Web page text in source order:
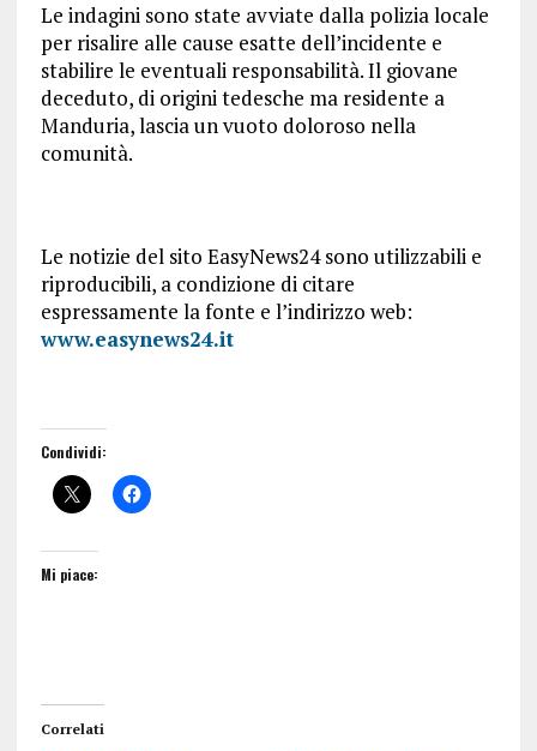
Le indagini sono state avviate dalla polizia locale
per risalire alle cause esatte dell’incidente e
stabilire le eventuali responsabilità. Il giovane
deceduto, di origini tedesche ma residente a
Manduria, lascia un vuoto doloroso nella
comunità.
Le notizie del sito EasyNews24 sono utilizzabili e
riproducibili, a condizione di citare
espressamente la fonte e l’indirizzo web:
www.easynews24.it
Condividi:
Mi piace:
Correlati